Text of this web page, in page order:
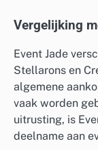
Vergelijking
Event Jade
Stellarons en
algemene
vaak worden
uitrusting, is
deelname aan